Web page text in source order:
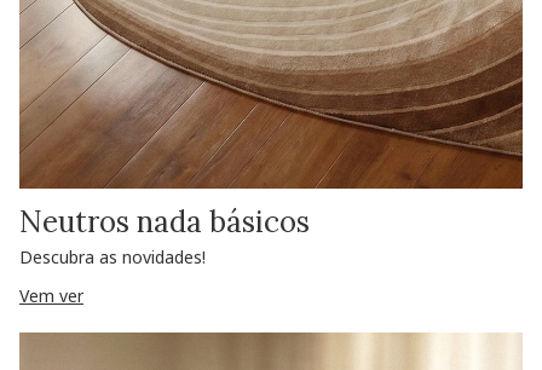
Neutros nada básicos
Descubra as novidades!
Vem ver